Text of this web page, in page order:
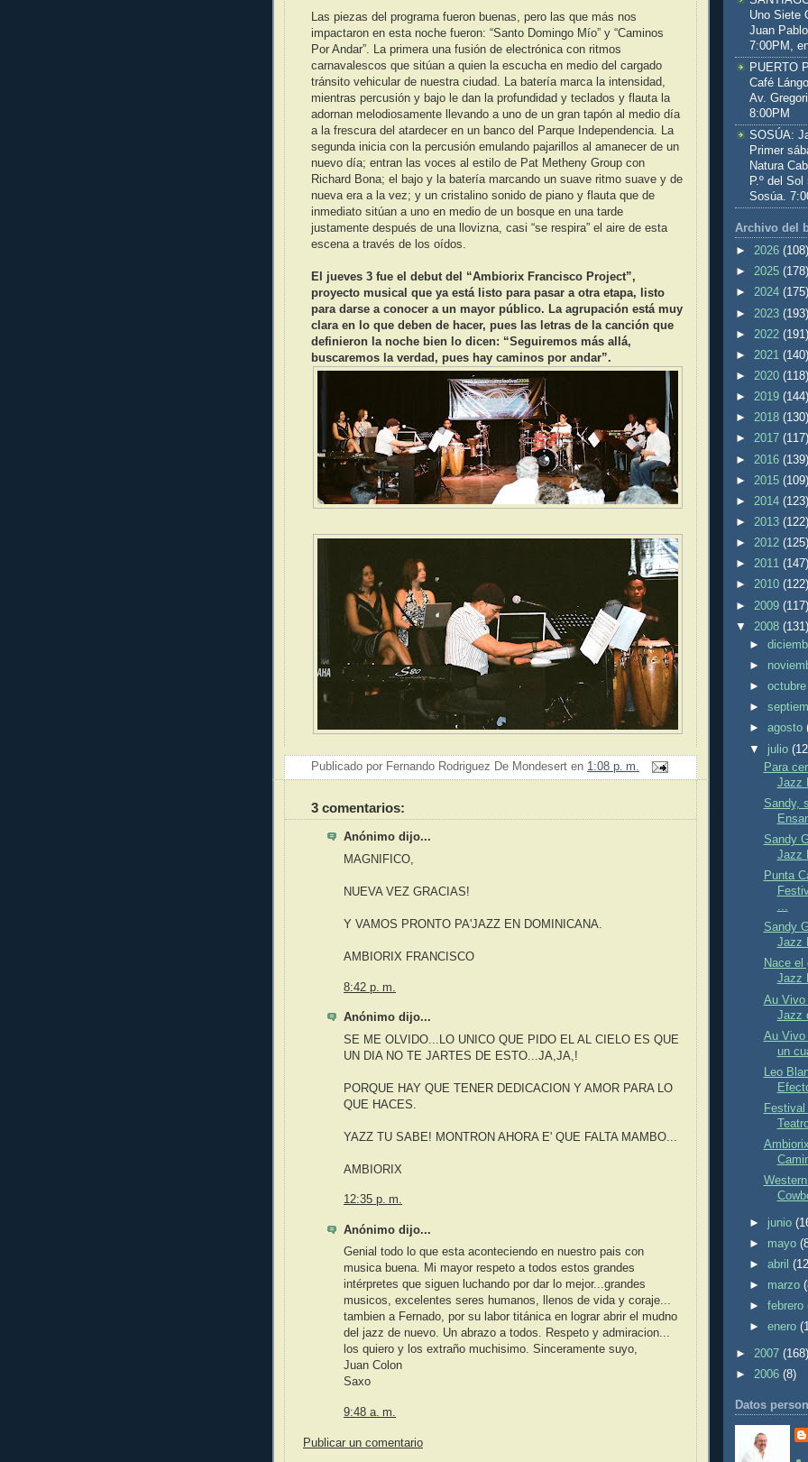
Las piezas del programa fueron buenas, pero las que más nos
impactaron en esta noche fueron: “Santo Domingo Mío” y “Caminos
Por Andar”. La primera una fusión de electrónica con ritmos
carnavalescos que sitúan a quien la escucha en medio del cargado
tránsito vehicular de nuestra ciudad. La batería marca la intensidad,
mientras percusión y bajo le dan la profundidad y teclados y flauta la
adornan melodiosamente llevando a uno de un gran tapón al medio día
a la frescura del atardecer en un banco del Parque Independencia. La
segunda inicia con la percusión emulando pajarillos al amanecer de un
nuevo día; entran las voces al estilo de Pat Metheny Group con
Richard Bona; el bajo y la batería marcando un suave ritmo suave y de
nueva era a la vez; y un cristalino sonido de piano y flauta que de
inmediato sitúan a uno en medio de un bosque en una tarde
justamente después de una llovizna, casi “se respira” el aire de esta
escena a través de los oídos.
El jueves 3 fue el debut del “Ambiorix Francisco Project”,
proyecto musical que ya está listo para pasar a otra etapa, listo
para darse a conocer a un mayor público. La agrupación está muy
clara en lo que deben de hacer, pues las letras de la canción que
definieron la noche bien lo dicen: “Seguiremos más allá,
buscaremos la verdad, pues hay caminos por andar”.
Publicado por Fernando Rodriguez De Mondesert en 1:08 p. m.
3 comentarios:
Anónimo dijo...
MAGNIFICO,
NUEVA VEZ GRACIAS!
Y VAMOS PRONTO PA'JAZZ EN DOMINICANA.
AMBIORIX FRANCISCO
8:42 p. m.
Anónimo dijo...
SE ME OLVIDO...LO UNICO QUE PIDO EL AL CIELO ES QUE
UN DIA NO TE JARTES DE ESTO...JA,JA,!
PORQUE HAY QUE TENER DEDICACION Y AMOR PARA LO
QUE HACES.
YAZZ TU SABE! MONTRON AHORA E' QUE FALTA MAMBO...
AMBIORIX
12:35 p. m.
Anónimo dijo...
Genial todo lo que esta aconteciendo en nuestro pais con
musica buena. Mi mayor respeto a todos estos grandes
intérpretes que siguen luchando por dar lo mejor...grandes
musicos, excelentes seres humanos, llenos de vida y coraje...
tambien a Fernado, por su labor titánica en lograr abrir el mudno
del jazz de nuevo. Un abrazo a todos. Respeto y admiracion...
los quiero y los extraño muchisimo. Sinceramente suyo,
Juan Colon
Saxo
9:48 a. m.
Publicar un comentario
Uno Siete
Juan
7:00PM,
PUERTO
Café
Av.
8:00PM
SOSÚA:
Primer
Natura
P.º del Sol
Sosúa.
Archivo del
► 2026 (108)
► 2025 (178)
► 2024 (175)
► 2023 (193)
► 2022 (191)
► 2021 (140)
► 2020 (118)
► 2019 (144)
► 2018 (130)
► 2017 (117)
► 2016 (139)
► 2015 (109)
► 2014 (123)
► 2013 (122)
► 2012 (125)
► 2011 (147)
► 2010 (122)
► 2009 (117)
▼ 2008 (131)
►
►
►
►
►agosto
▼ julio
Para
Jazz
Sandy,
Sandy
Jazz
Punta
...
Sandy
Jazz
Nace el
Jazz
Au Vivo
Jazz
Au Vivo
un
Leo
► junio
► mayo
►abril
► marzo
►febrero
►enero
► 2007 (168)
► 2006 (8)
Datos